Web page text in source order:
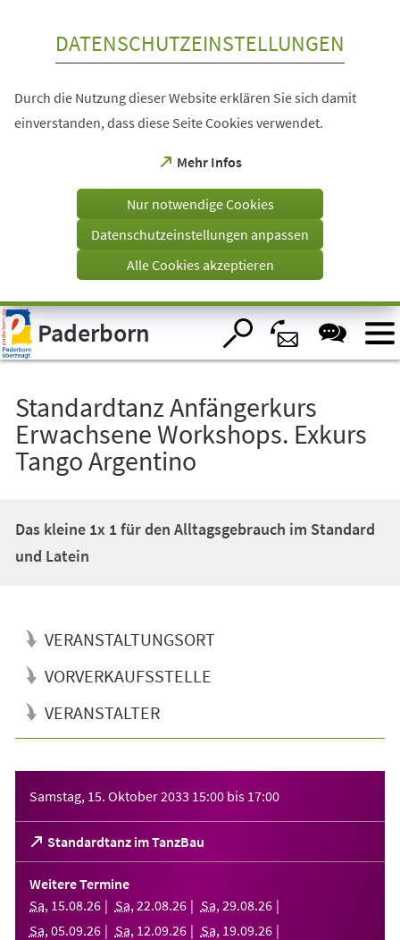
Visuelle
Assistenzsoftware
öffnen.
DATENSCHUTZEINSTELLUNGEN
Durch die Nutzung dieser Website erklären Sie sich damit
einverstanden, dass diese Seite Cookies verwendet.
Mehr Infos
(Öffnet
einem
Tab)
Nur notwendige Cookies
Datenschutzeinstellungen anpassen
Alle Cookies akzeptieren
Paderborn
Standardtanz Anfängerkurs
Erwachsene Workshops. Exkurs
Tango Argentino
Das kleine 1x 1 für den Alltagsgebrauch im Standard
und Latein
VERANSTALTUNGSORT
VORVERKAUFSSTELLE
VERANSTALTER
Samstag, 15. Oktober 2033 15:00 bis 17:00
Standardtanz im TanzBau
(Öffnet
in
einem
neuen
Tab)
Weitere Termine
Sa, 15.08.26 Sa, 22.08.26 Sa, 29.08.26
Sa, 05.09.26 Sa, 12.09.26 Sa, 19.09.26